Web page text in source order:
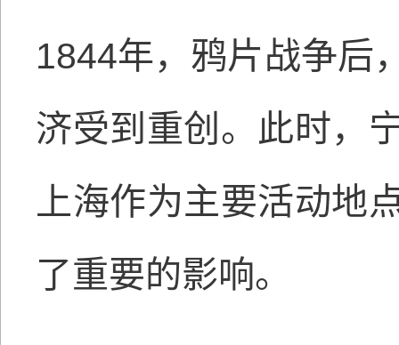
1844年，鸦片战争后
济受到重创。此时，
上海作为主要活动地
了重要的影响。